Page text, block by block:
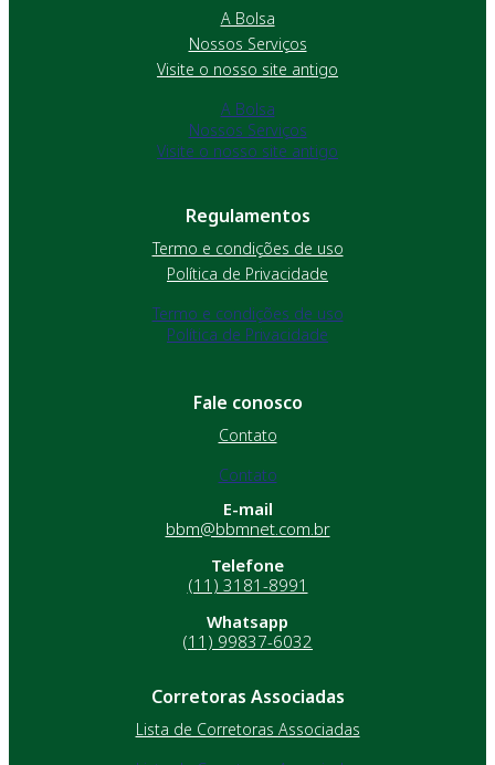
A Bolsa
Nossos Serviços
Visite o nosso site antigo
A Bolsa
Nossos Serviços
Visite o nosso site antigo
Regulamentos
Termo e condições de uso
Política de Privacidade
Termo e condições de uso
Política de Privacidade
Fale conosco
Contato
Contato
E-mail
bbm@bbmnet.com.br
Telefone
(11) 3181-8991
Whatsapp
(11) 99837-6032
Corretoras Associadas
Lista de Corretoras Associadas